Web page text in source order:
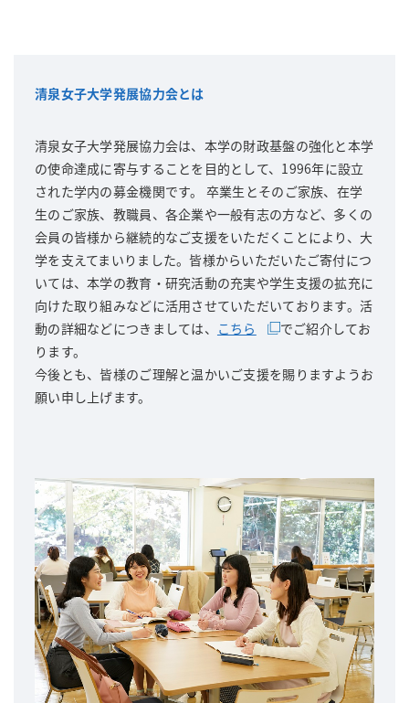
清泉女子大学発展協力会とは
清泉女子大学発展協力会は、本学の財政基盤の強化と本学
の使命達成に寄与することを目的として、1996年に設立
された学内の募金機関です。 卒業生とそのご家族、在学
生のご家族、教職員、各企業や一般有志の方など、多くの
会員の皆様から継続的なご支援をいただくことにより、大
学を支えてまいりました。皆様からいただいたご寄付につ
いては、本学の教育・研究活動の充実や学生支援の拡充に
向けた取り組みなどに活用させていただいております。活
動の詳細などにつきましては、 こちら
でご紹介してお
ります。
今後とも、皆様のご理解と温かいご支援を賜りますようお
願い申し上げます。